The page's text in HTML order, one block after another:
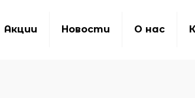
Акции Новости О нас